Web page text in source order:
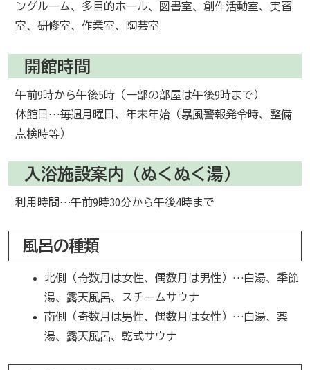
ングルーム、多目的ホール、図書室、創作活動室、実習
室、研修室、作業室、陶芸室
開館時間
午前9時から午後5時（一部の部屋は午後9時まで）
休館日…毎週月曜日、年末年始（暴風警報発令時、整備
点検時等）
入浴施設案内（ぬくぬく湯）
利用時間…午前9時30分から午後4時まで
風呂の種類
北側（奇数月は女性、偶数月は男性）…白湯、季節
湯、露天風呂、スチームサウナ
南側（奇数月は男性、偶数月は女性）…白湯、薬
湯、露天風呂、乾式サウナ